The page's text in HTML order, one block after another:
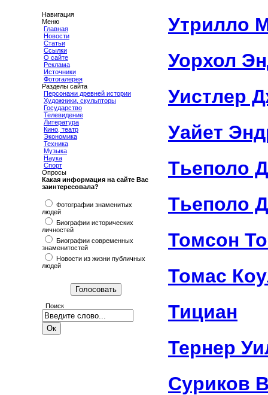
Навигация
Меню
Главная
Новости
Статьи
Ссылки
О сайте
Реклама
Источники
Фотогалерея
Разделы сайта
Персонажи древней истории
Художники, скульпторы
Государство
Телевидение
Литература
Кино, театр
Экономика
Техника
Музыка
Наука
Спорт
Опросы
Какая информация на сайте Вас
заинтересовала?
Фотографии знаменитых
людей
Биографии исторических
личностей
Биографии современных
знаменитостей
Новости из жизни публичных
людей
Поиск
Утрилло
Уорхол
Уистлер
Уайет
Тьеполо
Тьеполо
Томсон
Томас
Тициан
Тернер
Суриков